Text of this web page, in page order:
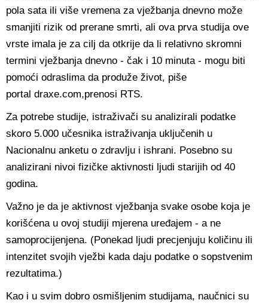
pola sata ili više vremena za vježbanja dnevno može
smanjiti rizik od prerane smrti, ali ova prva studija ove
vrste imala je za cilj da otkrije da li relativno skromni
termini vježbanja dnevno - čak i 10 minuta - mogu biti
pomoći odraslima da produže život, piše
portal draxe.com,prenosi RTS.
Za potrebe studije, istraživači su analizirali podatke
skoro 5.000 učesnika istraživanja uključenih u
Nacionalnu anketu o zdravlju i ishrani. Posebno su
analizirani nivoi fizičke aktivnosti ljudi starijih od 40
godina.
Važno je da je aktivnost vježbanja svake osobe koja je
korišćena u ovoj studiji mjerena uređajem - a ne
samoprocijenjena. (Ponekad ljudi precjenjuju količinu ili
intenzitet svojih vježbi kada daju podatke o sopstvenim
rezultatima.)
Kao i u svim dobro osmišljenim studijama, naučnici su